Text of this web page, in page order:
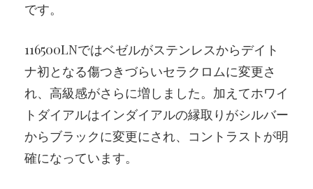
です。
116500LNではベゼルがステンレスからデイト
ナ初となる傷つきづらいセラクロムに変更さ
れ、高級感がさらに増しました。加えてホワイ
トダイアルはインダイアルの縁取りがシルバー
からブラックに変更にされ、コントラストが明
確になっています。